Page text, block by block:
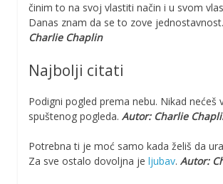
činim to na svoj vlastiti način i u svom
Danas znam da se to zove jednostavnost.
Charlie Chaplin
Najbolji citati
Podigni pogled prema nebu. Nikad nećeš
spuštenog pogleda. Autor: Charlie
Potrebna ti je moć samo kada želiš da
Za sve ostalo dovoljna je ljubav. Autor: